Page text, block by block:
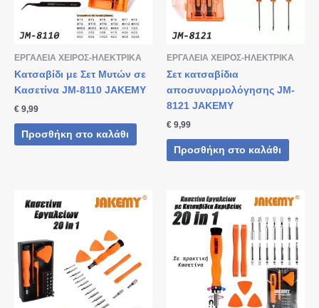
ΕΡΓΑΛΕΙΑ ΧΕΙΡΟΣ-ΗΛΕΚΤΡΙΚΑ
Κατσαβίδι με Σετ Μυτών σε
Κασετίνα JM-8110 JAKEMY
€ 9,99
Προσθήκη στο καλάθι
ΕΡΓΑΛΕΙΑ ΧΕΙΡΟΣ-ΗΛΕΚΤΡΙΚΑ
Σετ κατσαβίδια
αποσυναρμολόγησης JM-
8121 JAKEMY
€ 9,99
Προσθήκη στο καλάθι